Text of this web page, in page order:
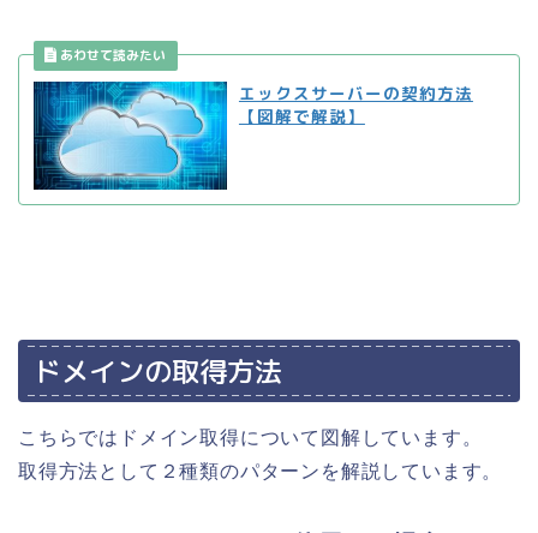
エックスサーバーの契約方法
【図解で解説】
ドメインの取得方法
こちらではドメイン取得について図解しています。
取得方法として２種類のパターンを解説しています。